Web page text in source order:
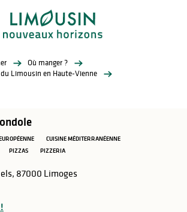
Où manger ?
Limousin en Haute-Vienne
CUISINE MÉDITERRANÉENNE
PIZZAS PIZZERIA
87000 Limoges